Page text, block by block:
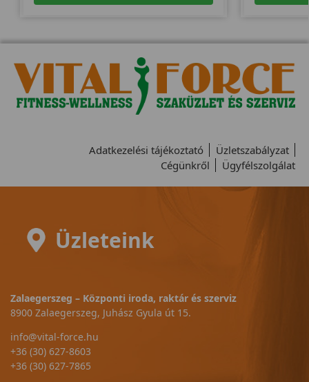
Adatkezelési tájékoztató
Üzletszabályzat
Cégünkről
Ügyfélszolgálat
Üzleteink
Zalaegerszeg – Központi iroda, raktár és szerviz
8900 Zalaegerszeg, Juhász Gyula út 15.
info@vital-force.hu
+36 (30) 627-8603
+36 (30) 627-7865